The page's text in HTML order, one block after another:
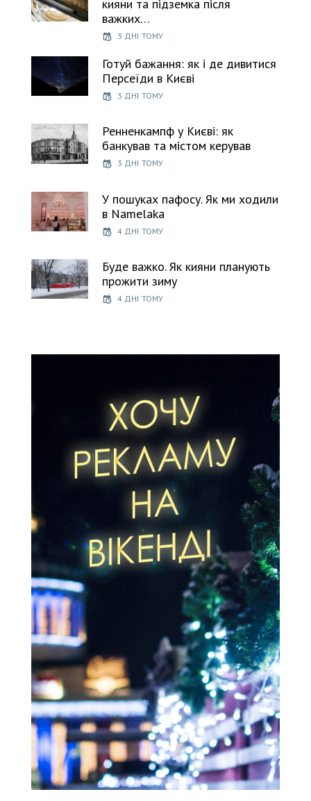
кияни та підземка після
важких…
3 ДНІ ТОМУ
Готуй бажання: як і де дивитися
Персеїди в Києві
3 ДНІ ТОМУ
Ренненкампф у Києві: як
банкував та містом керував
3 ДНІ ТОМУ
У пошуках пафосу. Як ми ходили
в Namelaka
4 ДНІ ТОМУ
Буде важко. Як кияни планують
прожити зиму
4 ДНІ ТОМУ